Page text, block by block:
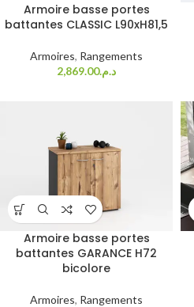
Armoire basse portes
battantes CLASSIC L90xH81,5
Armoires, Rangements
د.م.2,869.00
Armoire basse portes
battantes GARANCE H72
bicolore
Armoires, Rangements